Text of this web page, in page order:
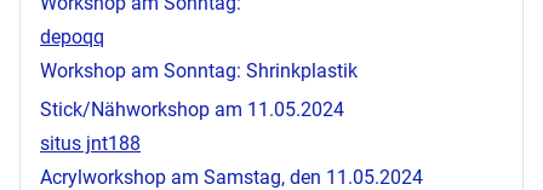
depoqq
Workshop am Sonntag: Shrinkplastik
Stick/Nähworkshop am 11.05.2024
situs jnt188
Acrylworkshop am Samstag, den 11.05.2024